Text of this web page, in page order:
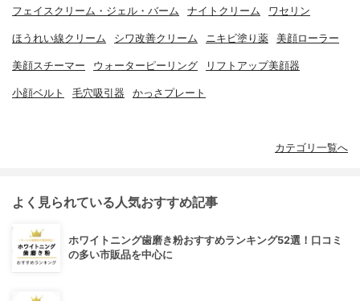
フェイスクリーム・ジェル・バーム ナイトクリーム ワセリン
ほうれい線クリーム シワ改善クリーム ニキビ塗り薬 美顔ローラー
美顔スチーマー ウォーターピーリング リフトアップ美顔器
小顔ベルト 毛穴吸引器 かっさプレート
カテゴリ一覧へ
よく見られている人気おすすめ記事
ホワイトニング歯磨き粉おすすめランキング52選！口コミ
の多い市販品を中心に